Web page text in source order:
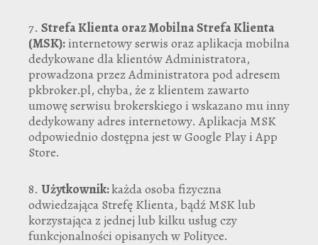
7. Strefa Klientaoraz MobilnaStrefa Klienta
(MSK):internetowy serwis oraz aplikacja mobilna
dedykowane dla klientów Administratora,
prowadzona przez Administratora pod adresem
pkbroker.pl, chyba, że z klientem zawarto
umowę serwisu brokerskiego i wskazano mu inny
dedykowany adres internetowy. Aplikacja MSK
odpowiednio dostępna jest w Google Play i App
Store.
8. Użytkownik:każda osoba fizyczna
odwiedzająca Strefę Klienta, bądź MSK lub
korzystająca z jednej lub kilku usług czy
funkcjonalności opisanych w Polityce.